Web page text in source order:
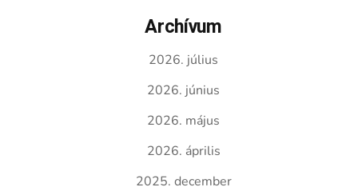
Archívum
2026. július
2026. június
2026. május
2026. április
2025. december